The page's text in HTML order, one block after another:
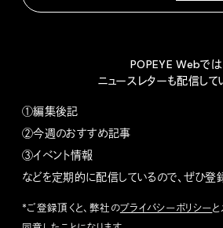
POPEYE Webでは
ニュースレターも配信して
①編集後記
②今週のおすすめ記事
③イベント情報
などを定期的に配信しているので、ぜひ登録
*ご登録頂くと、弊社のプライバシーポリシー